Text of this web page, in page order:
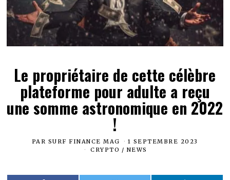
Le propriétaire de cette célèbre
plateforme pour adulte a reçu
une somme astronomique en 2022
!
PAR SURF FINANCE MAG
1 SEPTEMBRE 2023
CRYPTO / NEWS